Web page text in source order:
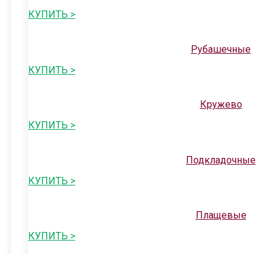
КУПИТЬ >
Рубашечные
КУПИТЬ >
Кружево
КУПИТЬ >
Подкладочные
КУПИТЬ >
Плащевые
КУПИТЬ >